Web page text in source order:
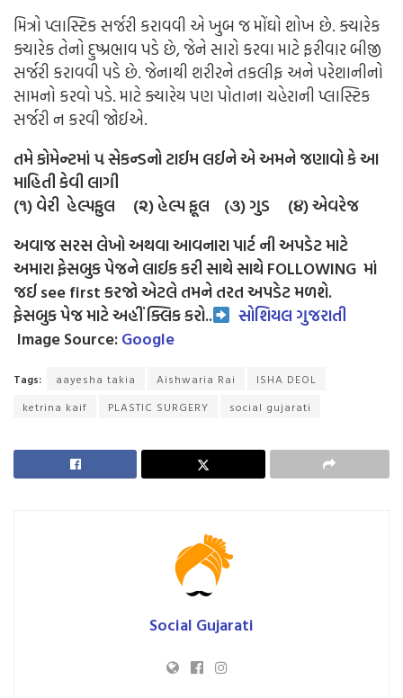
મિત્રો પ્લાસ્ટિક સર્જરી કરાવવી એ ખુબ જ મોંઘો શોખ છે. ક્યારેક
ક્યારેક તેનો દુષ્પ્રભાવ પડે છે, જેને સારો કરવા માટે ફરીવાર બીજી
સર્જરી કરાવવી પડે છે. જેનાથી શરીરને તકલીફ અને પરેશાનીનો
સામનો કરવો પડે. માટે ક્યારેય પણ પોતાના ચહેરાની પ્લાસ્ટિક
સર્જરી ન કરવી જોઈએ.
તમે કોમેન્ટમાં ૫ સેકન્ડનો ટાઈમ લઈને એ અમને જણાવો કે આ
માહિતી કેવી લાગી
(૧) વેરી હેલ્પફુલ (૨) હેલ્પ ફૂલ (૩) ગુડ (૪) એવરેજ
અવાજ સરસ લેખો અથવા આવનારા પાર્ટ ની અપડેટ માટે
અમારા ફેસબુક પેજને લાઈક કરી સાથે સાથે FOLLOWING માં
જઈ see first કરજો એટલે તમને તરત અપડેટ મળશે.
ફેસબુક પેજ માટે અહીં ક્લિક કરો..
સોશિયલ ગુજરાતી
Image Source:Google
Tags: aayesha takia Aishwaria Rai
ISHA DEOL
ketrina kaif
PLASTIC SURGERY social gujarati
Social Gujarati